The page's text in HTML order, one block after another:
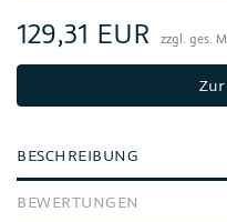
129,31 EUR zzgl. ges.
Zur
BESCHREIBUNG
BEWERTUNGEN